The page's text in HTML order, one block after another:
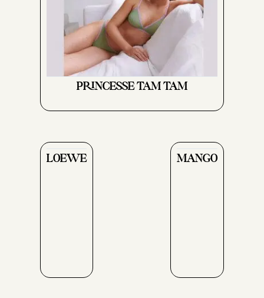
PRINCESSE TAM TAM
LOEWE MANGO